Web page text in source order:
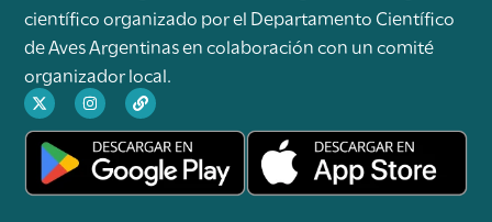
científico organizado por el Departamento Científico
de Aves Argentinas en colaboración con un comité
organizador local.